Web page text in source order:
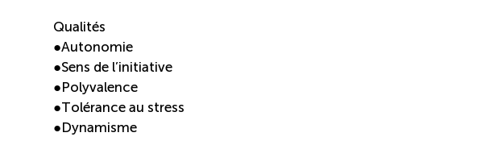
Qualités
●Autonomie
●Sens de l’initiative
●Polyvalence
●Tolérance au stress
●Dynamisme